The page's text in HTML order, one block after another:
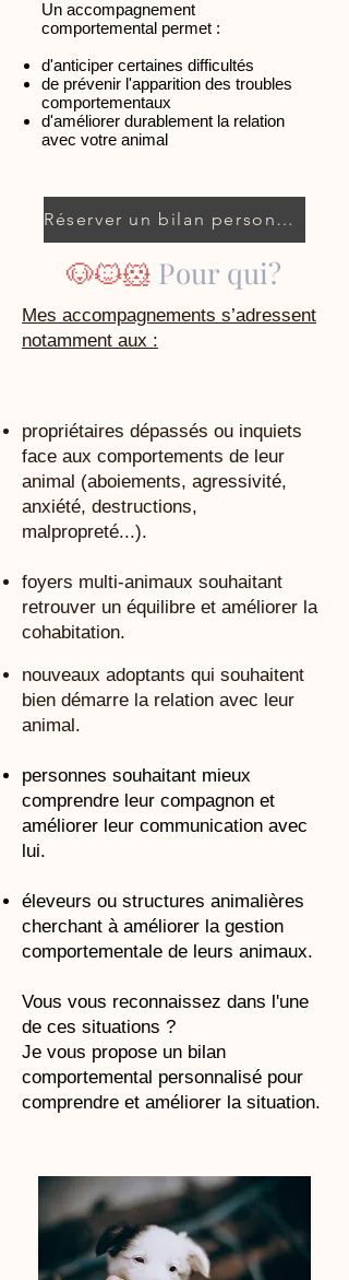
Un accompagnement
comportemental permet :
d'anticiper certaines difficultés
de prévenir l'apparition des troubles
comportementaux
d'améliorer durablement la relation
avec votre animal
Réserver un bilan personnalisé
🐶🐱🐹 Pour qui?
Mes accompagnements s’adressent
notamment aux :
propriétaires dépassés ou inquiets
face aux comportements de leur
animal (aboiements, agressivité,
anxiété, destructions,
malpropreté...).
foyers multi-animaux souhaitant
retrouver un équilibre et améliorer la
cohabitation.
nouveaux adoptants qui souhaitent
bien démarre la relation avec leur
animal.
personnes souhaitant mieux
comprendre leur compagnon et
améliorer leur communication avec
lui.
éleveurs ou structures animalières
cherchant à améliorer la gestion
comportementale de leurs animaux.
Vous vous reconnaissez dans l'une
de ces situations ?
Je vous propose un bilan
comportemental personnalisé pour
comprendre et améliorer la situation.